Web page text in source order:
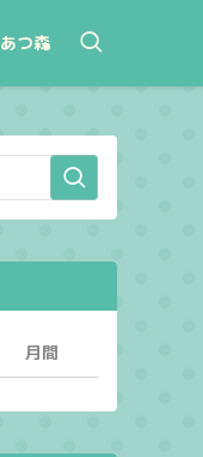
あつ森
月間